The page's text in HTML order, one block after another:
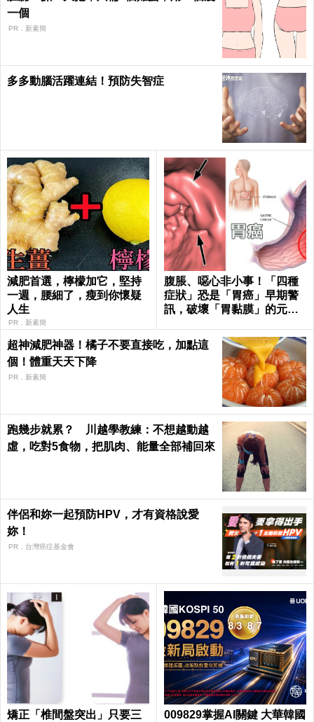
一個
PR．新素簡
多多動腦活躍連結！預防失智症
減肥首選，檸檬加它，堅持
一週，腰細了，瘦到你懷疑
人生
PR．新素簡
腹脹、噁心非小事！「四種
症狀」恐是「胃癌」早期警
訊，破壞「胃黏膜」的元兇
超神減肥神器！橘子不要直接吃，加點這
個！體重天天下降
PR．新素簡
跑幾步就累？ 川越學教練：不想越動越
虛，吃對5食物，把肌肉、能量全部補回來
伴侶和妳一起預防HPV，才有資格說愛
妳！
PR．台灣癌症基金會
矯正「椎間盤突出」只要三
009829掌握AI關鍵 大華韓國